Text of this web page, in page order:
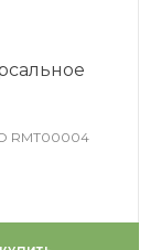
RMT00004